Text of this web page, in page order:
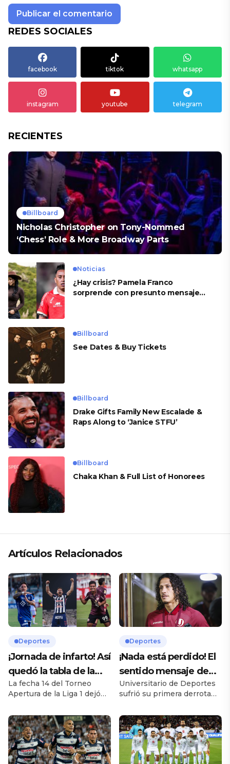
REDES SOCIALES
facebook tiktok whatsapp
instagram youtube telegram
RECIENTES
Billboard
Nicholas Christopher on Tony-Nommed
‘Chess’ Role & More Broadway Parts
Noticias
¿Hay crisis? Pamela Franco
sorprende con presunto mensaje
Billboard
See Dates & Buy Tickets
Billboard
Drake Gifts Family New Escalade &
Raps Along to ‘Janice STFU’
Billboard
Chaka Khan & Full List of Honorees
Artículos Relacionados
Deportes
¡Jornada de infarto! Así
quedó la tabla de la
Liga 1 2026 tras la
fecha 14
La fecha 14 del Torneo
Apertura de la Liga 1 dejó
emociones, resultados
inesperados y una intensa
pelea por el liderato del
campeonato. Con Alianza
Lima, Los Chankas y
Deportes
¡Nada está perdido! El
sentido mensaje de
Riveros a la hinchada
tras la caída de la ‘U’ en
Andahuaylas
Universitario de Deportes
sufrió su primera derrota
caer 3-1 frente a Los
Chankas el pasado
domingo, en el marco de la
sexta fecha del Torneo
Apertura 2026 de la Liga 1